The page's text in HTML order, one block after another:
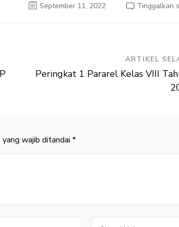
September 11, 2022 Tinggalkan
ARTIKEL
Peringkat 1 Pararel Kelas VIII
yang wajib ditandai *